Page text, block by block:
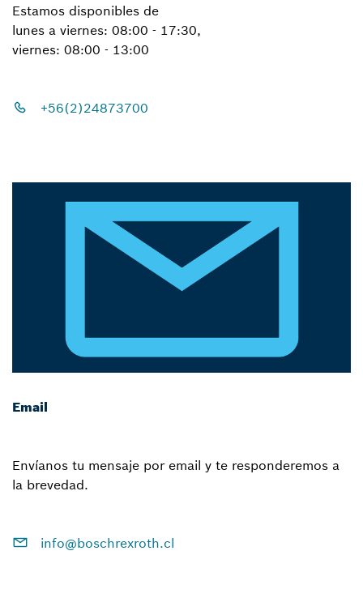
Estamos disponibles de
lunes a viernes: 08:00 - 17:30,
viernes: 08:00 - 13:00
+56(2)24873700
Email
Envíanos tu mensaje por email y te responderemos a
la brevedad.
info@boschrexroth.cl